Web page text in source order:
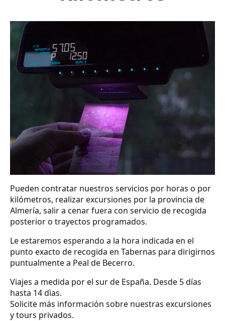
Pueden contratar nuestros servicios por horas o por
kilómetros, realizar excursiones por la provincia de
Almería, salir a cenar fuera con servicio de recogida
posterior o trayectos programados.
Le estaremos esperando a la hora indicada en el
punto exacto de recogida en Tabernas para dirigirnos
puntualmente a Peal de Becerro.
Viajes a medida por el sur de España. Desde 5 días
hasta 14 dìas.
Solicite más información sobre nuestras excursiones
y tours privados.